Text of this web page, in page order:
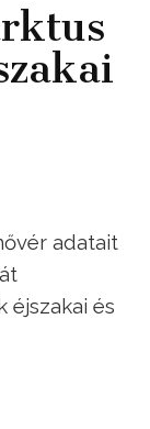
adatait
éjszakai és